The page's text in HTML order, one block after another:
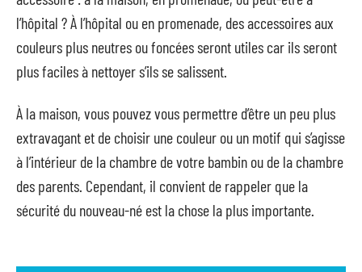
l’hôpital ? À l’hôpital ou en promenade, des accessoires aux
couleurs plus neutres ou foncées seront utiles car ils seront
plus faciles à nettoyer s’ils se salissent.
À la maison, vous pouvez vous permettre d’être un peu plus
extravagant et de choisir une couleur ou un motif qui s’agisse
à l’intérieur de la chambre de votre bambin ou de la chambre
des parents. Cependant, il convient de rappeler que la
sécurité du nouveau-né est la chose la plus importante.